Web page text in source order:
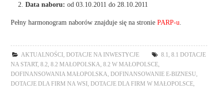
Data naboru: od 03.10.2011 do 28.10.2011
Pełny harmonogram naborów znajduje się na stroniePARP-u
AKTUALNOŚCI ,DOTACJE NA INWESTYCJE 8.1 ,8.1 DOTACJE
NA START,8.2 ,8.2 MAŁOPOLSKA ,8.2 W MAŁOPOLSCE
DOFINANSOWANIA MAŁOPOLSKA ,DOFINANSOWANIE E-BIZNESU
DOTACJE DLA FIRM NA WSI
,DOTACJE DLA FIRM W MAŁOPOLSCE